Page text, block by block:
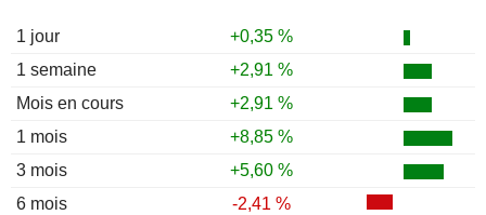
1 jour
+0,35 %
1 semaine
+2,91 %
Mois en cours
+2,91 %
1 mois
+8,85 %
3 mois
+5,60 %
6 mois
-2,41 %